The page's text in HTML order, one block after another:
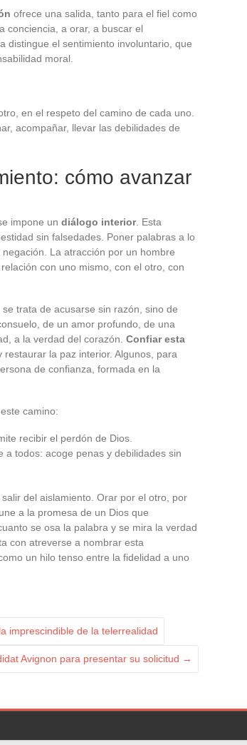
ofrece una salida, tanto para el fiel como
conciencia, a orar, a buscar el
distingue el sentimiento involuntario, que
moral.
en el respeto del camino de cada uno.
acompañar, llevar las debilidades de
cómo avanzar
impone un diálogo interior. Esta
sin falsedades. Poner palabras a lo
La atracción por un hombre
con uno mismo, con el otro, con
trata de acusarse sin razón, sino de
de un amor profundo, de una
a la verdad del corazón. Confiar esta
la paz interior. Algunos, para
de confianza, formada en la
camino:
recibir el perdón de Dios.
a todos: acoge penas y debilidades sin
del aislamiento. Orar por el otro, por
a la promesa de un Dios que
se osa la palabra y se mira la verdad
con atreverse a nombrar esta
un hilo tenso entre la fidelidad a uno
imprescindible de la telerrealidad
Avignon para presentar su solicitud →